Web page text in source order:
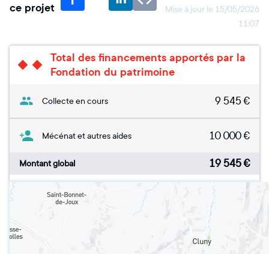
ce projet
Mise à jour le 15/05/2026
11:07
Total des financements apportés par la
Fondation du patrimoine
Collecte en cours 9 545 €
Mécénat et autres aides 10 000€
Montant global 19 545€